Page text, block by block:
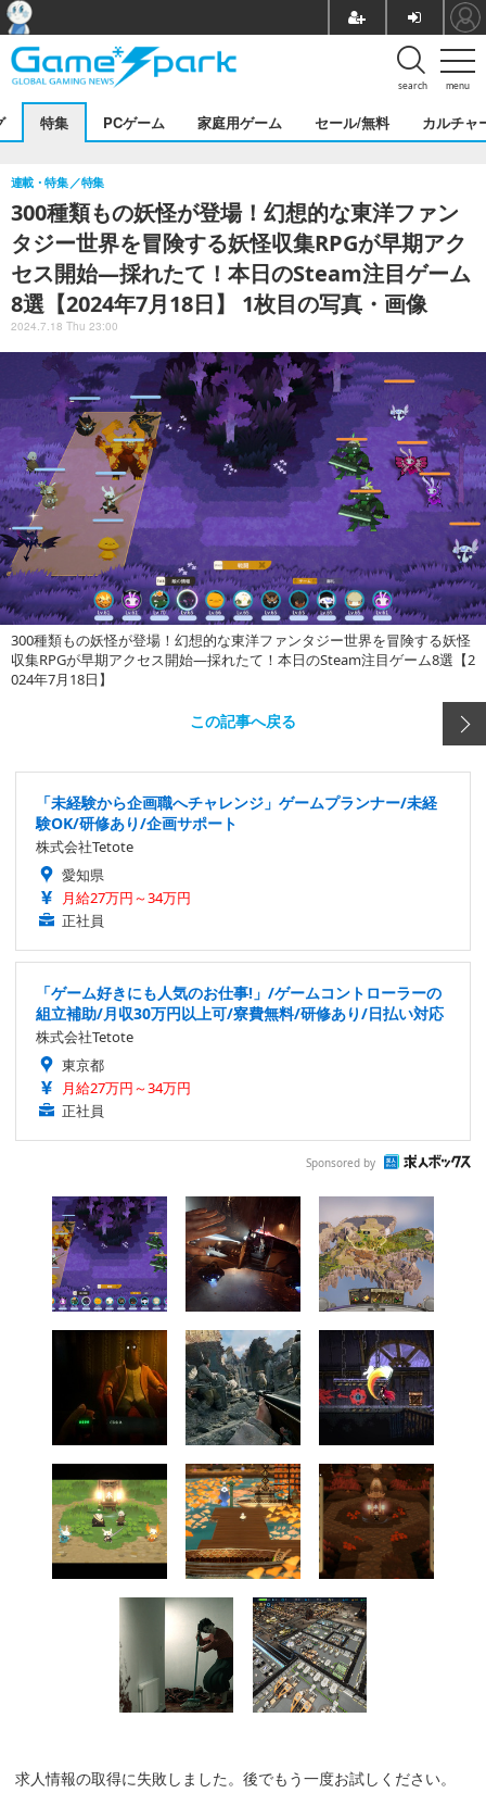
menu
search
特集 PCゲーム 家庭用ゲーム セール/無料 カルチャ
300種類もの妖怪が登場！幻想的な東洋ファン
タジー世界を冒険する妖怪収集RPGが早期アク
セス開始―採れたて！本日のSteam注目ゲーム
8選【2024年7月18日】 1枚目の写真・画像
連載・特集 特集
2024.7.18 Thu 23:00
300種類もの妖怪が登場！幻想的な東洋ファンタジー世界を冒険する妖怪
収集RPGが早期アクセス開始―採れたて！本日のSteam注目ゲーム8選【2
024年7月18日】
この記事へ戻る
「未経験から企画職へチャレンジ」ゲームプランナー/未経
験OK/研修あり/企画サポート
株式会社Tetote
愛知県
月給27万円～34万円
正社員
「ゲーム好きにも人気のお仕事!」/ゲームコントローラーの
組立補助/月収30万円以上可/寮費無料/研修あり/日払い対応
株式会社Tetote
東京都
月給27万円～34万円
正社員
Sponsored by
求人情報の取得に失敗しました。後でもう一度お試しください。